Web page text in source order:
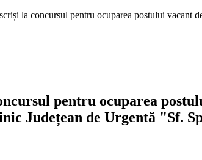
la concursul pentru ocuparea postului
pentru ocuparea
Județean de Urgentă "Sf.